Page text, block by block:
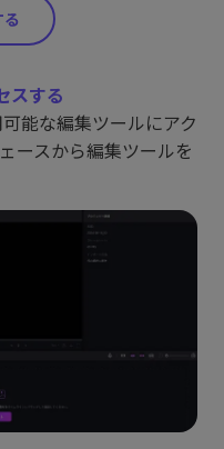
スする
能な編集ツールにアク
ースから編集ツールを